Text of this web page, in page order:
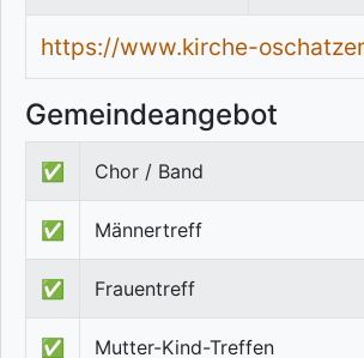
https://www.kirche-
Gemeindeangebot
✅ Chor / Band
✅ Männertreff
✅ Frauentreff
✅ Mutter-Kind-Treffen